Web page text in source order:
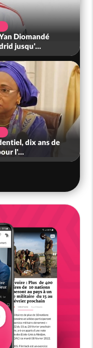
Diomandé
jusqu'...
dix ans de
l'...